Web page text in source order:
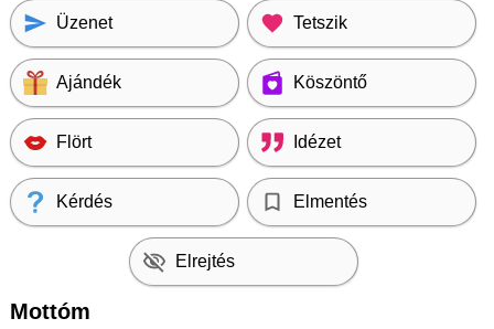
Üzenet Tetszik
Ajándék Köszöntő
Flört Idézet
Kérdés Elmentés
Elrejtés
Mottóm